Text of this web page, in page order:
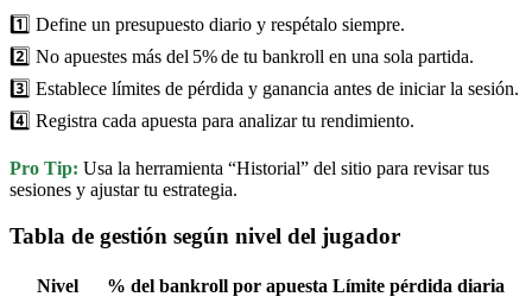
1️⃣ Define un presupuesto diario y respétalo siempre.
2️⃣ No apuestes más del 5% de tu bankroll en una sola partida.
3️⃣ Establece límites de pérdida y ganancia antes de iniciar la sesión.
4️⃣ Registra cada apuesta para analizar tu rendimiento.
Pro Tip: Usa la herramienta “Historial” del sitio para revisar tus
sesiones y ajustar tu estrategia.
Tabla de gestión según nivel del jugador
Nivel % del bankroll por apuesta Límite pérdida diaria